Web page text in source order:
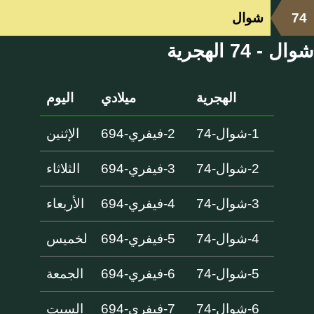
74 شوال
شوال - 74 الهجرية
الهجرية ميلادي اليوم
1-شوال-74 2-فيفري-694 الإثنين
2-شوال-74 3-فيفري-694 الثلاثاء
3-شوال-74 4-فيفري-694 الأربعاء
4-شوال-74 5-فيفري-694 لخميس
5-شوال-74 6-فيفري-694 الجمعة
6-شوال-74 7-فيفري-694 السبت